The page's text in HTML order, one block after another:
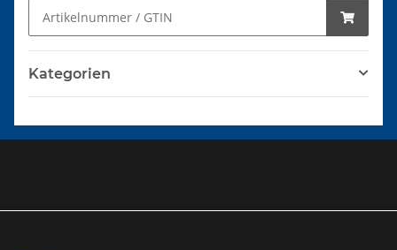
Kategorien